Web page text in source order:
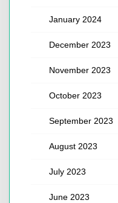
January 2024
December 2023
November 2023
October 2023
September 2023
August 2023
July 2023
June 2023